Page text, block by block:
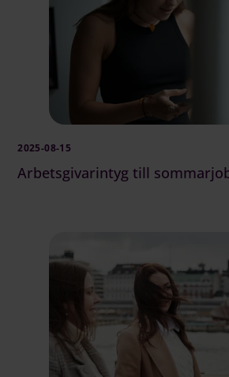
2025-08-15
Arbetsgivarintyg till